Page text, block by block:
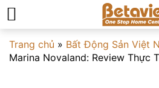
Trang chủ » Bất Động Sản Việt
Marina Novaland: Review Thực